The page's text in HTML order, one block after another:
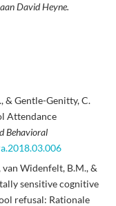
David Heyne.
& Gentle-Genitty, C.
Attendance
Behavioral
van Widenfelt, B.M., &
sensitive cognitive
refusal: Rationale